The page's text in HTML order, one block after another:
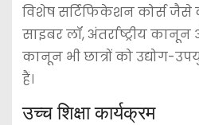
विशेष सर्टिफिकेशन कोर्स जैसे
साइबर लॉ, अंतर्राष्ट्रीय
कानून भी छात्रों को उद्योग-
हैं।
उच्च शिक्षा कार्यक्रम